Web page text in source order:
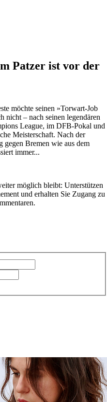
Patzer ist vor der
möchte seinen »Torwart-Job
nicht – nach seinen legendären
League, im DFB-Pokal und
Meisterschaft. Nach der
gegen Bremen wie aus dem
immer...
möglich bleibt: Unterstützen
und erhalten Sie Zugang zu